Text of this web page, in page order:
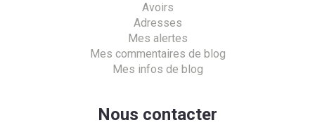
Avoirs
Adresses
Mes alertes
Mes commentaires de blog
Mes infos de blog
Nous contacter